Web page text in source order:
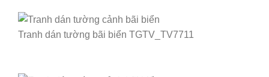
Tranh dán tường bãi biển TGTV_TV7711